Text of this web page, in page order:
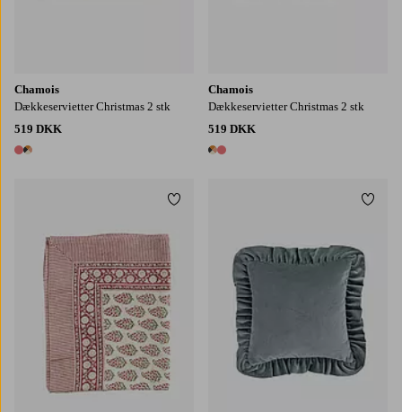
Chamois
Dækkeservietter Christmas 2 stk
519 DKK
2 farver
Chamois
Dækkeservietter Christmas 2 stk
519 DKK
2 farver
Tilføj til favoritter
150X230150X350170X270